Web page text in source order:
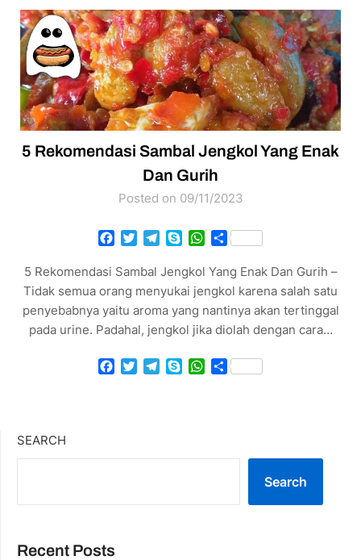
5 Rekomendasi Sambal Jengkol Yang Enak
Dan Gurih
Posted on 09/11/2023
Facebook
TwitterTelegram
SkypeWhatsApp
Share
5 Rekomendasi Sambal Jengkol Yang Enak Dan Gurih –
Tidak semua orang menyukai jengkol karena salah satu
penyebabnya yaitu aroma yang nantinya akan tertinggal
pada urine. Padahal, jengkol jika diolah dengan cara…
Facebook
TwitterTelegram
SkypeWhatsApp
Share
SEARCH
Search
Recent Posts